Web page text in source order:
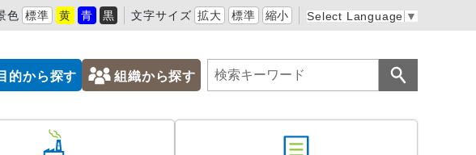
色 標準 黄 青 黒 文字サイズ 拡大 標準 縮小 Select Language ▼
的から探す 組織から探す